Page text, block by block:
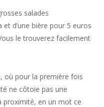
salades
et d’une bière pour 5 euros
le trouverez facilement
où pour la première fois
ne côtoie pas une
proximité, en un mot ce